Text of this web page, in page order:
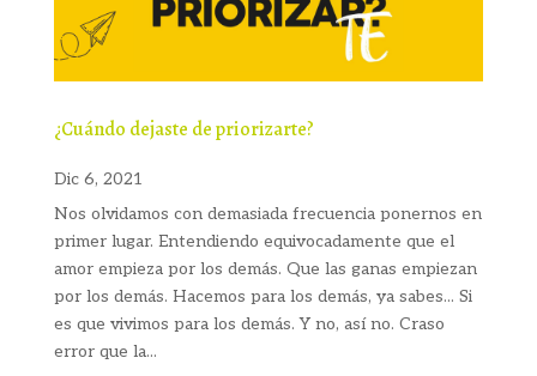
¿Cuándo dejaste de priorizarte?
Dic 6, 2021
Nos olvidamos con demasiada frecuencia ponernos en
primer lugar. Entendiendo equivocadamente que el
amor empieza por los demás. Que las ganas empiezan
por los demás. Hacemos para los demás, ya sabes... Si
es que vivimos para los demás. Y no, así no. Craso
error que la...